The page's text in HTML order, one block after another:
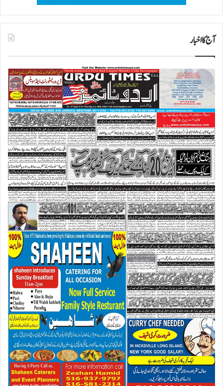
آج کا اخبار